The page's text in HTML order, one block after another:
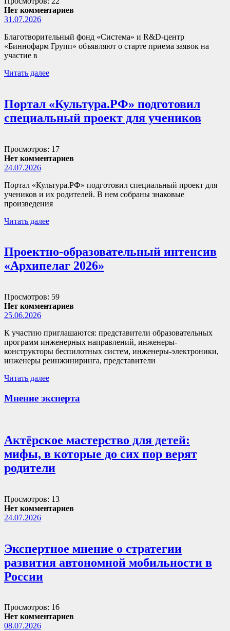
Нет комментариев
31.07.2026
Благотворительный фонд «Система» и R&D-центр
«Биннофарм Групп» объявляют о старте приема заявок на
участие в
Читать далее
Портал «Культура.РФ» подготовил
специальный проект для учеников
Просмотров: 17
Нет комментариев
24.07.2026
Портал «Культура.РФ» подготовил специальный проект для
учеников и их родителей. В нем собраны знаковые
произведения
Читать далее
Проектно-образовательный интенсив
«Архипелаг 2026»
Просмотров: 59
Нет комментариев
25.06.2026
К участию приглашаются: представители образовательных
программ инженерных направлений, инженеры-
конструкторы беспилотных систем, инженеры-электроники,
инженеры реинжиниринга, представители
Читать далее
Мнение эксперта
Актёрское мастерство для детей:
мифы, в которые до сих пор верят
родители
Просмотров: 13
Нет комментариев
24.07.2026
Экспертное мнение о стратегии
развития автономной мобильности в
России
Просмотров: 16
Нет комментариев
08.07.2026